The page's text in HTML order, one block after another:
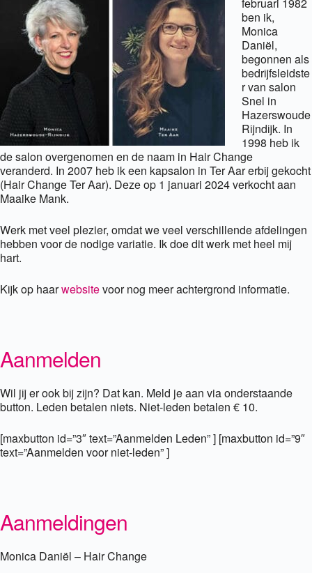
ben ik,
Monica
Daniël,
begonnen als
bedrijfsleidste
r van salon
Snel in
Hazerswoude
Rijndijk. In
1998 heb ik
de salon overgenomen en de naam in Hair Change
veranderd. In 2007 heb ik een kapsalon in Ter Aar erbij gekocht
(Hair Change Ter Aar). Deze op 1 januari 2024 verkocht aan
Maaike Mank.
Werk met veel plezier, omdat we veel verschillende afdelingen
hebben voor de nodige variatie. Ik doe dit werk met heel mij
hart.
Kijk op haarwebsitevoor nog meer achtergrond informatie.
Aanmelden
Wil jij er ook bij zijn? Dat kan. Meld je aan via onderstaande
button. Leden betalen niets. Niet-leden betalen € 10.
[maxbutton id=”3″ text=”Aanmelden Leden” ] [maxbutton id=”9″
text=”Aanmelden voor niet-leden” ]
Aanmeldingen
Monica Daniël – Hair Change